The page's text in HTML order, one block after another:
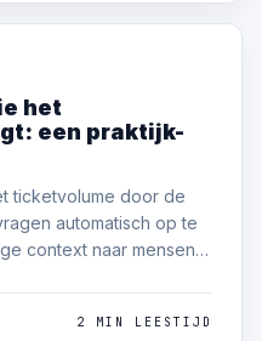
het
een praktijk-
ticketvolume door de
automatisch op te
context naar mensen
naar mensen
2 MIN LEESTIJD